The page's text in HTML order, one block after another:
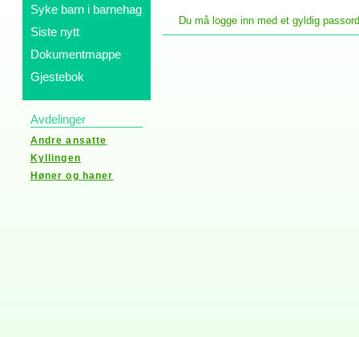
Syke barn i barnehag
Siste nytt
Dokumentmappe
Gjestebok
Avdelinger
Andre ansatte
Kyllingen
Høner og haner
Du må logge inn med et gyldig